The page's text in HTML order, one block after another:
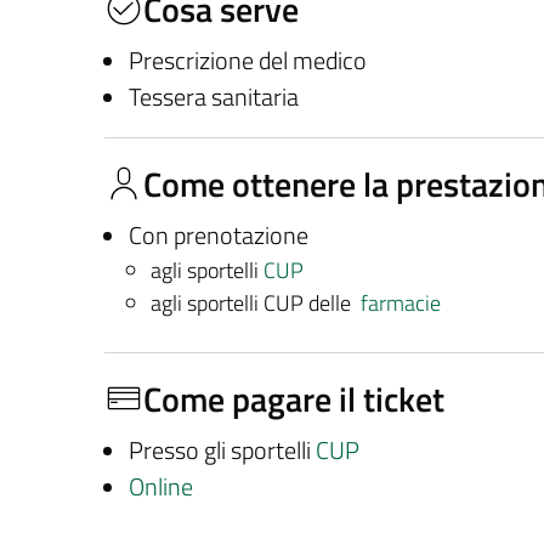
Prescrizione del medico
Tessera sanitaria
Come ottenere la
Con prenotazione
agli sportelli CUP
agli sportelli CUP delle farmacie
Come pagare il ticket
Presso gli sportelli CUP
Online